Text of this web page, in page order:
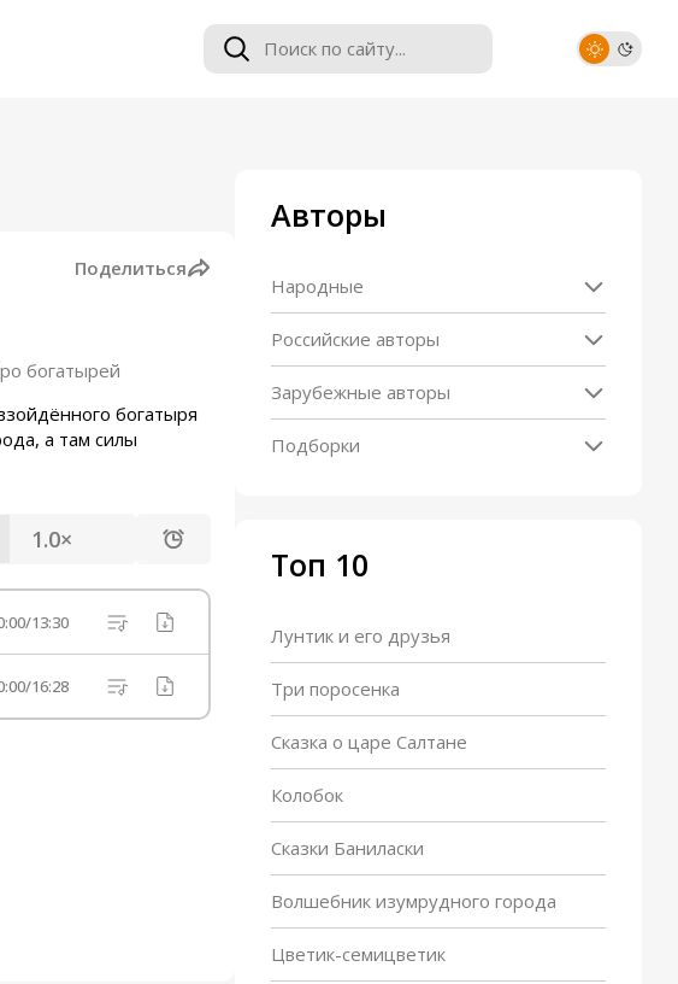
Поделиться
богатырей
богатыря
а там силы
1.0×
/13:30
/16:28
Авторы
Народные
Российские авторы
Зарубежные авторы
Подборки
Топ 10
Лунтик и его друзья
Три поросенка
Сказка о царе Салтане
Колобок
Сказки Баниласки
Волшебник изумрудного города
Цветик-семицветик